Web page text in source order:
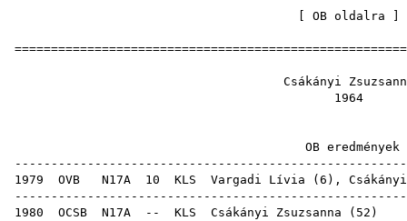
OB oldalra
Csákányi
OB
1979 OVB N17A 10 KLS Vargadi Lívia ( 6 ),
1980 OCSB N17A -- KLS Csákányi Zsuzsanna ( 52